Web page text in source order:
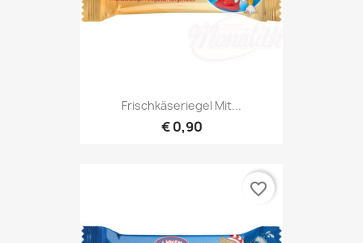
Frischkäseriegel Mit...
€ 0,90
favorite_border